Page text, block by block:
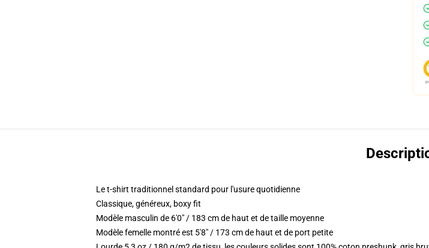
Le t-shirt traditionnel standard pour l'usure quotidienne
Classique, généreux, boxy fit
Modèle masculin de 6'0" / 183 cm de haut et de taille moyenne
Modèle femelle montré est 5'8" / 173 cm de haut et de port petite